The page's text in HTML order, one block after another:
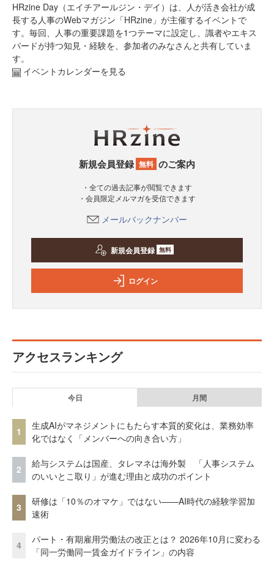
HRzine Day（エイチアールジン・デイ）は、人が活き会社が成
長する人事のWebマガジン「HRzine」が主催するイベントで
す。毎回、人事の重要課題を1つテーマに設定し、識者やエキス
パードが持つ知見・経験を、参加者のみなさんと共有していま
す。
イベントカレンダーを見る
新規会員登録 無料 のご案内
・全ての過去記事が閲覧できます
・会員限定メルマガを受信できます
メールバックナンバー
新規会員登録 無料
ログイン
アクセスランキング
今日 月間
1
生成AIがマネジメントにもたらす本質的変化は、業務効率
化ではなく「メンバーへの向き合い方」
2
給与システムは国産、タレマネは海外製 「人事システム
のいいとこ取り」が進む理由と成功のポイント
3
研修は「10％のオマケ」ではない——AI時代の経験学習加
速術
4
パート・有期雇用労働法の改正とは？ 2026年10月に変わる
「同一労働同一賃金ガイドライン」の内容